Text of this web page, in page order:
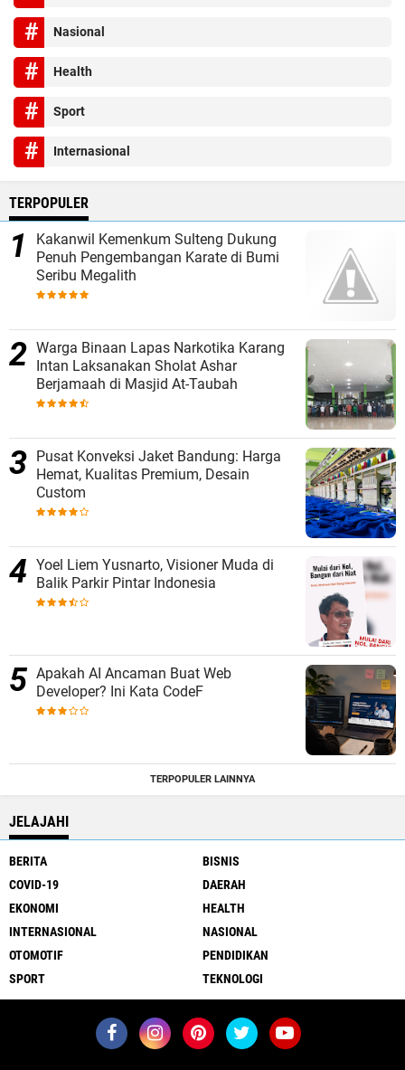
Nasional
Health
Sport
Internasional
TERPOPULER
Kakanwil Kemenkum Sulteng Dukung
Penuh Pengembangan Karate di Bumi
Seribu Megalith
Warga Binaan Lapas Narkotika Karang
Intan Laksanakan Sholat Ashar
Berjamaah di Masjid At-Taubah
Pusat Konveksi Jaket Bandung: Harga
Hemat, Kualitas Premium, Desain
Custom
Yoel Liem Yusnarto, Visioner Muda di
Balik Parkir Pintar Indonesia
Apakah AI Ancaman Buat Web
Developer? Ini Kata CodeF
TERPOPULER LAINNYA
JELAJAHI
BERITA
BISNIS
COVID-19
DAERAH
EKONOMI
HEALTH
INTERNASIONAL
NASIONAL
OTOMOTIF
PENDIDIKAN
SPORT
TEKNOLOGI